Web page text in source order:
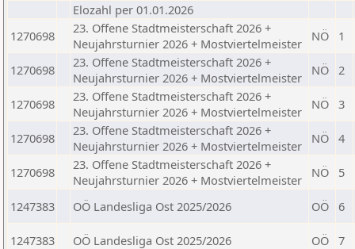
Elozahl per 01.01.2026
1270698
23. Offene Stadtmeisterschaft 2026 +
Neujahrsturnier 2026 + Mostviertelmeister
NÖ 1
1270698
23. Offene Stadtmeisterschaft 2026 +
Neujahrsturnier 2026 + Mostviertelmeister
NÖ 2
1270698
23. Offene Stadtmeisterschaft 2026 +
Neujahrsturnier 2026 + Mostviertelmeister
NÖ 3
1270698
23. Offene Stadtmeisterschaft 2026 +
Neujahrsturnier 2026 + Mostviertelmeister
NÖ 4
1270698
23. Offene Stadtmeisterschaft 2026 +
Neujahrsturnier 2026 + Mostviertelmeister
NÖ 5
1247383 OÖ Landesliga Ost 2025/2026 OÖ 6
1247383 OÖ Landesliga Ost 2025/2026 OÖ 7